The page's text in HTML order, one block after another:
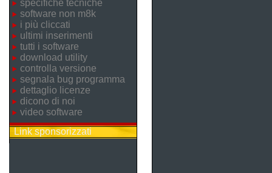
specifiche tecniche
software non m8k
i più cliccati
ultimi inserimenti
tutti i software
download utility
controlla versione
segnala bug programma
dettaglio licenze
dicono di noi
video software
Link sponsorizzati